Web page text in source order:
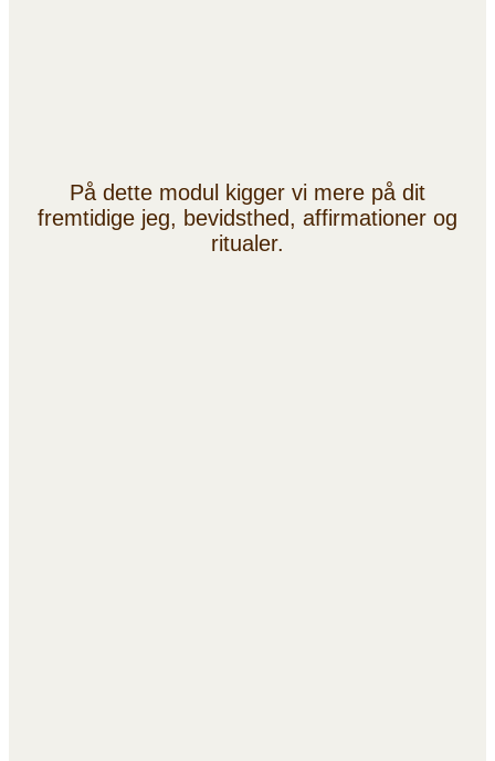
På dette modul kigger vi mere på dit
fremtidige jeg, bevidsthed, affirmationer og
ritualer.